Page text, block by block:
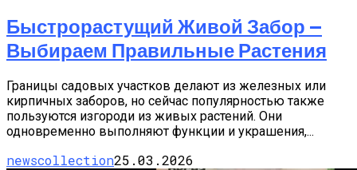
Быстрорастущий Живой Забор —
Выбираем Правильные Растения
Границы садовых участков делают из железных или
кирпичных заборов, но сейчас популярностью также
пользуются изгороди из живых растений. Они
одновременно выполняют функции и украшения,...
newscollection25.03.2026